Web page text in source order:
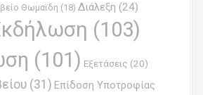
Θωμαϊδη (18) Διάλεξη (24)
(103)
(101) Εξετάσεις (20)
(31) Επίδοση Υποτροφίας